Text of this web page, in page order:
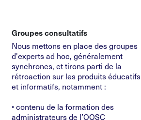
Groupes consultatifs
Nous mettons en place des groupes
d'experts ad hoc, généralement
synchrones, et tirons parti de la
rétroaction sur les produits éducatifs
et informatifs, notamment :
• contenu de la formation des
administrateurs de l’OOSC